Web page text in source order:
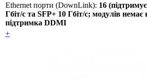
Ethernet порти (DownLink): 16
Гбіт/с та SFP+ 10 Гбіт/с; модулів немає
підтримка DDMI
+